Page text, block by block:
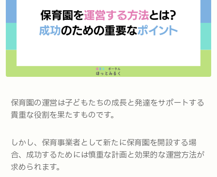
保育園の運営は子どもたちの成長と発達をサポートする
貴重な役割を果たすものです。
しかし、保育事業者として新たに保育園を開設する場
合、成功するためには慎重な計画と効果的な運営方法が
求められます。